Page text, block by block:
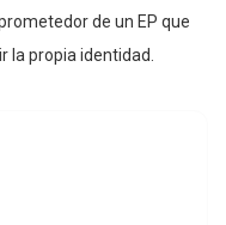
de un EP que
la propia identidad.